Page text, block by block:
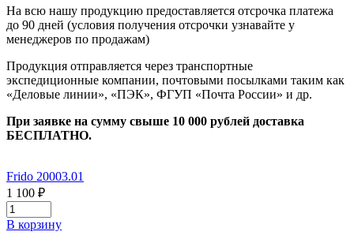
На всю нашу продукцию предоставляется отсрочка платежа
до 90 дней (условия получения отсрочки узнавайте у
менеджеров по продажам)
Продукция отправляется через транспортные
экспедиционные компании, почтовыми посылками таким как
«Деловые линии», «ПЭК», ФГУП «Почта России» и др.
При заявке на сумму свыше 10 000 рублей доставка
БЕСПЛАТНО.
Frido 20003.01
1 100 ₽
В корзину